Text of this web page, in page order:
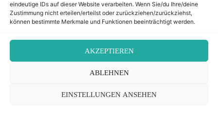
eindeutige IDs auf dieser Website verarbeiten. Wenn Sie/du Ihre/deine
Zustimmung nicht erteilen/erteilst oder zurückziehen/zurückziehst,
können bestimmte Merkmale und Funktionen beeinträchtigt werden.
AKZEPTIEREN
ABLEHNEN
EINSTELLUNGEN ANSEHEN
©2026 Der Transkribierer
Kontakt / Impressum
Cookie-Richtlinie (EU)
Back
to